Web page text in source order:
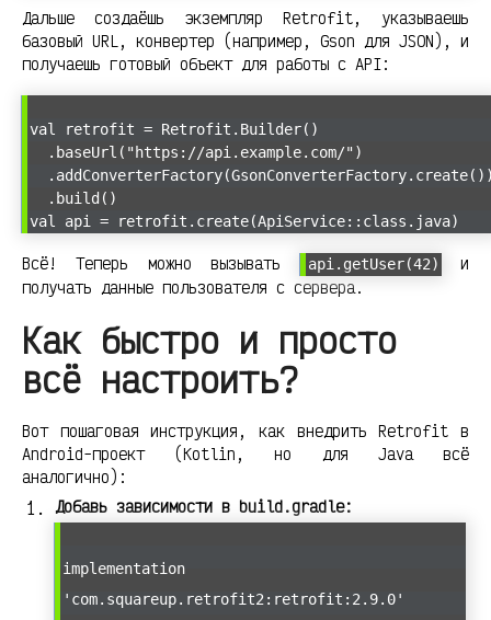
Дальше создаёшь экземпляр Retrofit, указываешь
базовый URL, конвертер (например, Gson для JSON), и
получаешь готовый объект для работы с API:
val retrofit = Retrofit.Builder()
.baseUrl("https://api.example.com/")
.build()
val api = retrofit.create(ApiService::class.java)
Всё! Теперь можно вызывать api.getUser(42)
и
получать данные пользователя с сервера.
Как быстро и просто
всё настроить?
Вот пошаговая инструкция, как внедрить Retrofit в
Android-проект (Kotlin, но для Java всё
аналогично):
Добавь зависимости в build.gradle:
implementation
'com.squareup.retrofit2:retrofit:2.9.0'